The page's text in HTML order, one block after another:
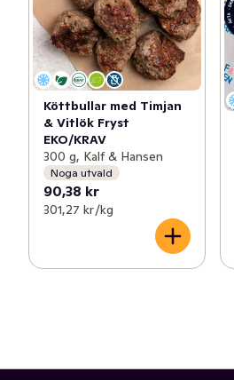
Köttbullar med Timjan
& Vitlök Fryst
EKO/KRAV
300 g, Kalf & Hansen
Noga utvald
90,38 kr
301,27 kr /kg